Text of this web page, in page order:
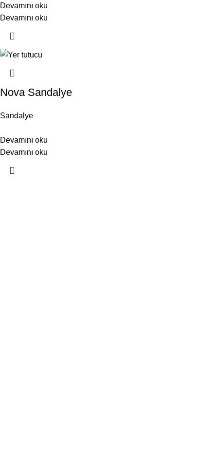
Devamını oku
Devamını oku
Nova Sandalye
Sandalye
Devamını oku
Devamını oku